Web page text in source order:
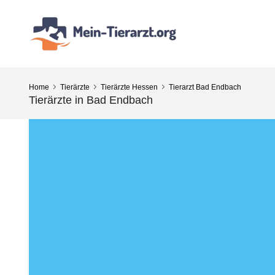
Home Tierärzte Tierärzte Hessen Tierarzt Bad Endbach
Tierärzte in Bad Endbach